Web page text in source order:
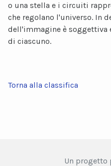
o una stella e i circuiti
che regolano l'universo. In
dell'immagine è soggettiva
di ciascuno.
Torna alla classifica
Un progetto